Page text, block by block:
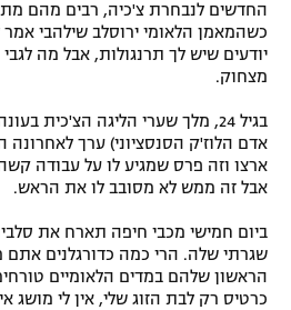
תנאי שימוש
מדיניות פרטיות
תקנון פעילות ספורט 1
רשיון להקרנה פומבית לבית עסק
הצטרפות לחבילת הערוצים
ספורט אתגרי ואקסטרים
אומנויות לחימה
גיימינג E-Sports
החדשים לנבחרת צ'כיה, רבים מהם
כשהמאמן הלאומי ירוסלב שילהבי אמר
יודעים שיש לך תרנגולות, אבל מה
מצחוק.
אדם הלוז'ק הסנסציוני) ערך
ארצו וזה פרס שמגיע לו על עבודה
אבל זה ממש לא מסובב לו את הראש.
ביום חמישי מכבי חיפה תארח את
שגרתי שלה. הרי כמה כדורגלנים אתם
הראשון שלהם במדים הלאומיים
כרטיס רק לבת הזוג שלי, אין לי מושג